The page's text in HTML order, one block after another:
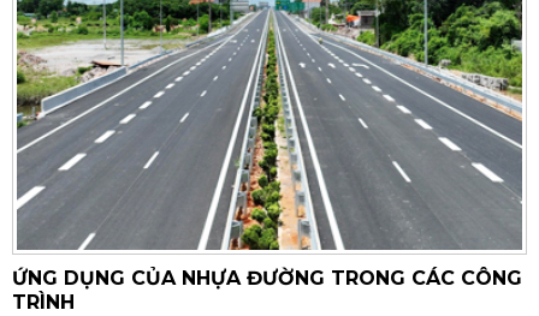
ỨNG DỤNG CỦA NHỰA ĐƯỜNG TRONG CÁC CÔNG
TRÌNH